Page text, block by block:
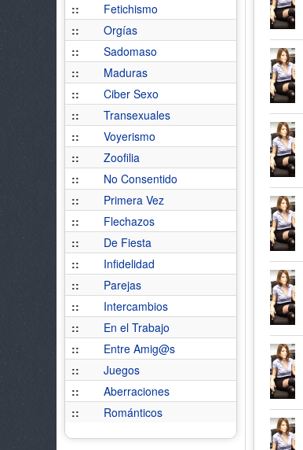
::
Fetichismo
::
Orgías
::
Sadomaso
::
Maduras
::
Ciber Sexo
::
Transexuales
::
Voyerismo
::
Zoofilia
::
No Consentido
::
Primera Vez
::
Flechazos
::
De Fiesta
::
Infidelidad
::
Parejas
::
Intercambios
::
En el Trabajo
::
Entre Amig@s
::
Juegos
::
Aberraciones
::
Románticos